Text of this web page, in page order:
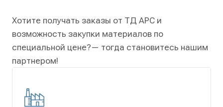
Хотите получать заказы от ТД АРС и
возможность закупки материалов по
специальной цене?— тогда становитесь нашим
партнером!